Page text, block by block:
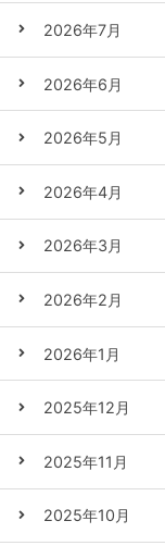
2026年7月
2026年6月
2026年5月
2026年4月
2026年3月
2026年2月
2026年1月
2025年12月
2025年11月
2025年10月